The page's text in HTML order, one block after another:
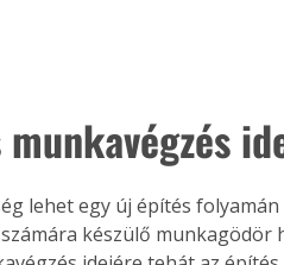
lehet egy új építés folyamán
készülő munkagödör